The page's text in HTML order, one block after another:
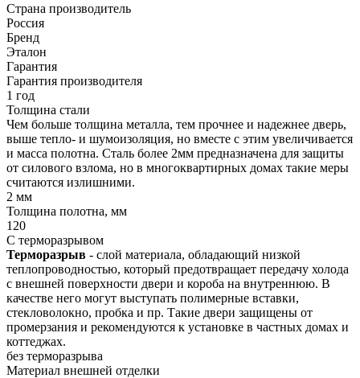
Страна производитель
Россия
Бренд
Эталон
Гарантия
Гарантия производителя
1 год
Толщина стали
Чем больше толщина металла, тем прочнее и надежнее дверь,
выше тепло- и шумоизоляция, но вместе с этим увеличивается
и масса полотна. Сталь более 2мм предназначена для защиты
от силового взлома, но в многоквартирных домах такие меры
считаются излишними.
2 мм
Толщина полотна, мм
120
С терморазрывом
Терморазрыв - слой материала, обладающий низкой
теплопроводностью, который предотвращает передачу холода
с внешней поверхности двери и короба на внутреннюю. В
качестве него могут выступать полимерные вставки,
стекловолокно, пробка и пр. Такие двери защищены от
промерзания и рекомендуются к установке в частных домах и
коттеджах.
без терморазрыва
Материал внешней отделки